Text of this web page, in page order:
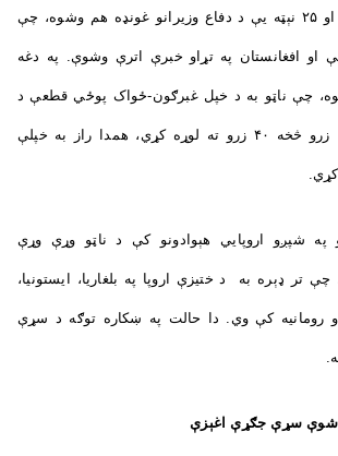
کړي او د جون په ۲۴ او ۲۵ نېټه یې د دفاع وزیرانو غونډه هم وشوه، چې
او افغانستان په تړاو خبرې اترې وشوې. په دغه
چې ناټو به د خپل غبرګون-ځواک پوځي قطعې د
سرتېرو شمېره له ۱۳ زرو څخه ۴۰ زرو ته لوړه کړي، همدا راز به خپلې
شپږو اروپايي هېوادونو کې د ناټو وړې وړې
تر ډېره به د ختیزې اروپا په بلغاریا، ایستونیا،
او رومانیه کې وي. دا حالت په ښکاره توګه د سړې
شوې سړې جګړې اغېزې